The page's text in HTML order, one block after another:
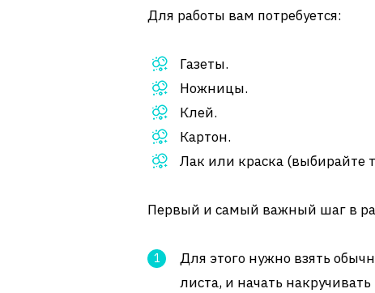
Для работы вам потребуется:
Газеты.
Ножницы.
Клей.
Картон.
Лак или краска (выбирайте
Первый и самый важный шаг в
Для этого нужно взять
листа, и начать